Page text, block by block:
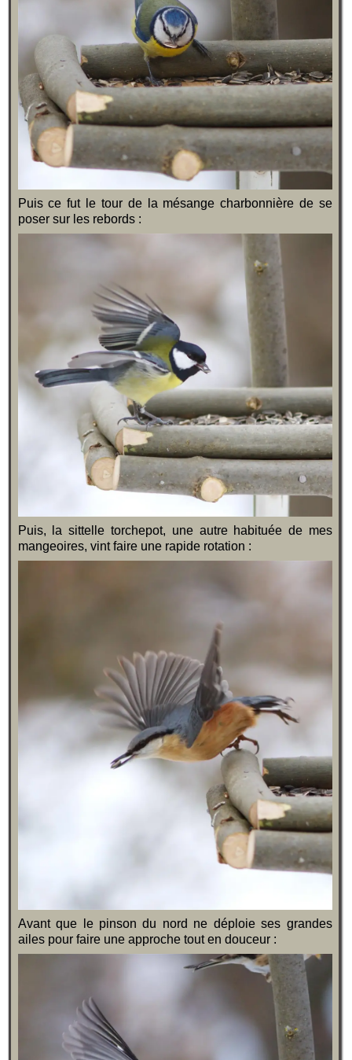
Puis ce fut le tour de la mésange charbonnière de se
poser sur les rebords :
Puis, la sittelle torchepot, une autre habituée de mes
mangeoires, vint faire une rapide rotation :
Avant que le pinson du nord ne déploie ses grandes
ailes pour faire une approche tout en douceur :